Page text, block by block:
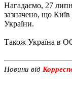
Нагадаємо, 27
зазначено, що
України.
Також Україна в
Новини від